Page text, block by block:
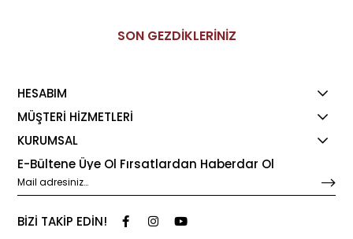
SON GEZDİKLERİNİZ
HESABIM
MÜŞTERİ HİZMETLERİ
KURUMSAL
E-Bültene Üye Ol Fırsatlardan Haberdar Ol
BİZİ TAKİP EDİN!